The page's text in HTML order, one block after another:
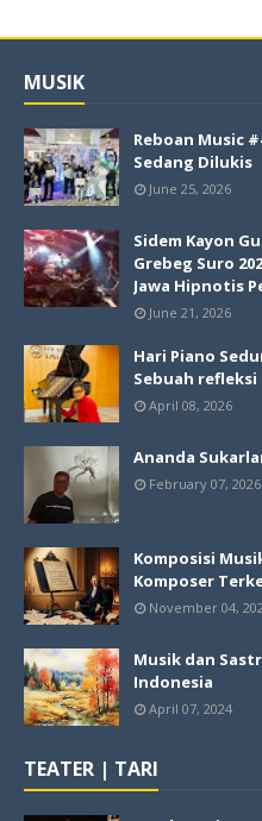
MUSIK
Reboan Music
Sedang Dilukis
June 25, 2026
Sidem Kayon
Grebeg Suro
Jawa Hipnotis
June 21, 2026
Hari Piano
Sebuah
April 08, 2026
Ananda
February 07, 2026
Komposisi
Komposer
November 04,
Musik dan
Indonesia
April 07, 2024
TEATER | TARI